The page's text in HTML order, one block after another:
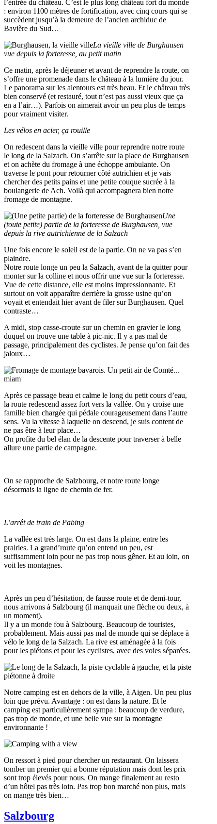
l’entrée du château. C’est le plus long château fort du monde
: environ 1100 mètres de fortification, avec cinq cours qui se
succèdent jusqu’à la demeure de l’ancien archiduc de
Bavière du Sud…
La vieille ville de Burghausen
vue depuis la forteresse, au petit matin
Ce matin, après le déjeuner et avant de reprendre la route, on
s’offre une promenade dans le château à la lumière du jour.
Le panorama sur les alentours est très beau. Et le château très
bien conservé (et restauré, tout n’est pas aussi vieux que ça
en a l’air…). Parfois on aimerait avoir un peu plus de temps
pour vraiment visiter.
Les vélos en acier, ça rouille
On redescent dans la vieille ville pour reprendre notre route
le long de la Salzach. On s’arrête sur la place de Burghausen
et on achète du fromage à une échoppe ambulante. On
traverse le pont pour retourner côté autrichien et je vais
chercher des petits pains et une petite couque sucrée à la
boulangerie de Ach. Voilà qui accompagnera bien notre
fromage de montagne.
Une
(toute petite) partie de la forteresse de Burghausen, vue
depuis la rive autrichienne de la Salzach
Une fois encore le soleil est de la partie. On ne va pas s’en
plaindre.
Notre route longe un peu la Salzach, avant de la quitter pour
monter sur la colline et nous offrir une vue sur la forteresse.
Vue de cette distance, elle est moins impressionnante. Et
surtout on voit apparaître derrière la grosse usine qu’on
voyait et entendait hier avant de filer sur Burghausen. Quel
contraste…
A midi, stop casse-croute sur un chemin en gravier le long
duquel on trouve une table à pic-nic. Il y a pas mal de
passage, principalement des cyclistes. Je pense qu’on fait des
jaloux…
Après ce passage beau et calme le long du petit cours d’eau,
la route redescend assez fort vers la vallée. On y croise une
famille bien chargée qui pédale courageusement dans l’autre
sens. Vu la vitesse à laquelle on descend, je suis content de
ne pas être à leur place…
On profite du bel élan de la descente pour traverser à belle
allure une partie de campagne.
On se rapproche de Salzbourg, et notre route longe
désormais la ligne de chemin de fer.
L’arrêt de train de Pabing
La vallée est très large. On est dans la plaine, entre les
prairies. La grand’route qu’on entend un peu, est
suffisamment loin pour ne pas trop nous gêner. Et au loin, on
voit les montagnes.
Après un peu d’hésitation, de fausse route et de demi-tour,
nous arrivons à Salzbourg (il manquait une flèche ou deux, à
un moment).
Il y a un monde fou à Salzbourg. Beaucoup de touristes,
probablement. Mais aussi pas mal de monde qui se déplace à
vélo le long de la Salzach. La rive est aménagée à la fois
pour les piétons et pour les cyclistes, avec des voies séparées.
Notre camping est en dehors de la ville, à Aigen. Un peu plus
loin que prévu. Avantage : on est dans la nature. Et le
camping est particulièrement sympa : beaucoup de verdure,
pas trop de monde, et une belle vue sur la montagne
environnante !
On ressort à pied pour chercher un restaurant. On laissera
tomber un premier qui a bonne réputation mais dont les prix
sont trop élevés pour nous. On mange finalement au resto
d’un hôtel pas très loin. Pas trop bon marché non plus, mais
on mange très bien…
Salzbourg